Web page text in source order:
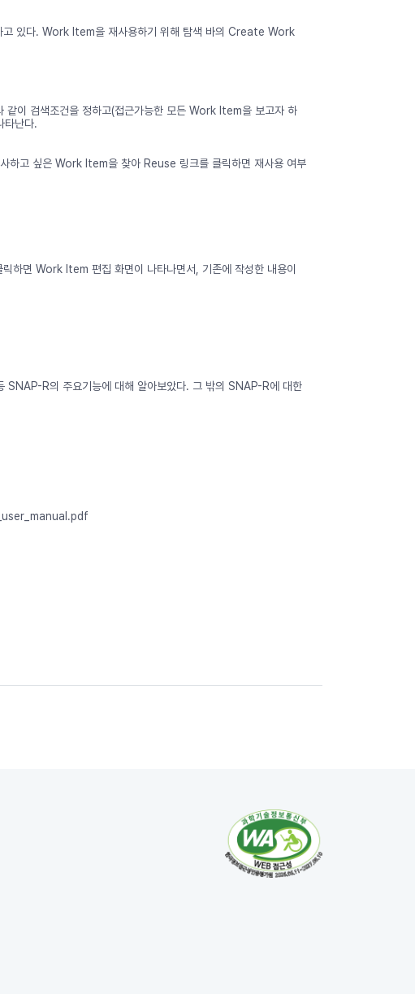
있다. Work Item을 재사용하기 위해 탐색 바의 Create Work
이 검색조건을 정하고(접근가능한 모든 Work Item을 보고자 하
타난다.
하고 싶은 Work Item을 찾아 Reuse 링크를 클릭하면 재사용 여부
하면 Work Item 편집 화면이 나타나면서, 기존에 작성한 내용이
SNAP-R의 주요기능에 대해 알아보았다. 그 밖의 SNAP-R에 대한